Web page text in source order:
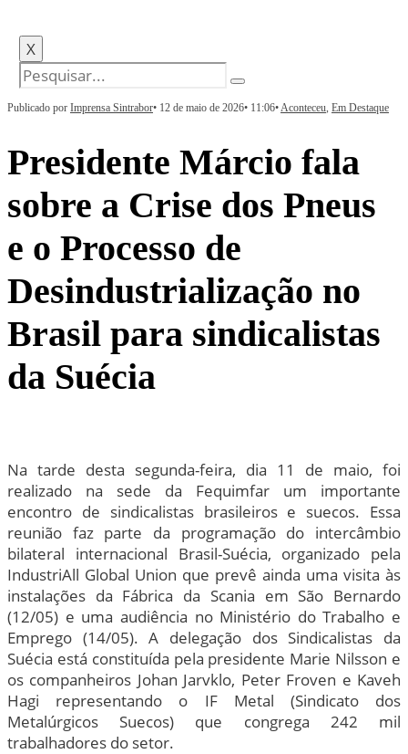
X
Publicado por Imprensa Sintrabor• 12 de maio de 2026• 11:06•Aconteceu, Em Destaque
Presidente Márcio fala
sobre a Crise dos Pneus
e o Processo de
Desindustrialização no
Brasil para sindicalistas
da Suécia
Na tarde desta segunda-feira, dia 11 de maio, foi
realizado na sede da Fequimfar um importante
encontro de sindicalistas brasileiros e suecos. Essa
reunião faz parte da programação do intercâmbio
bilateral internacional Brasil-Suécia, organizado pela
IndustriAll Global Union que prevê ainda uma visita às
instalações da Fábrica da Scania em São Bernardo
(12/05) e uma audiência no Ministério do Trabalho e
Emprego (14/05). A delegação dos Sindicalistas da
Suécia está constituída pela presidente Marie Nilsson e
os companheiros Johan Jarvklo, Peter Froven e Kaveh
Hagi representando o IF Metal (Sindicato dos
Metalúrgicos Suecos) que congrega 242 mil
trabalhadores do setor.